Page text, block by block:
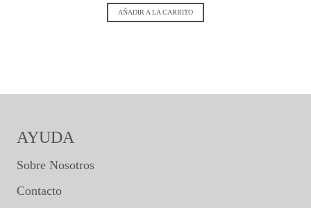
AÑADIR A LA CARRITO
AYUDA
Sobre Nosotros
Contacto